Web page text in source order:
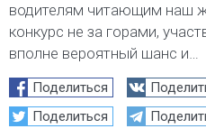
водителям читающим наш
конкурс не за горами,
вполне вероятный шанс и…
Поделиться
Поделиться